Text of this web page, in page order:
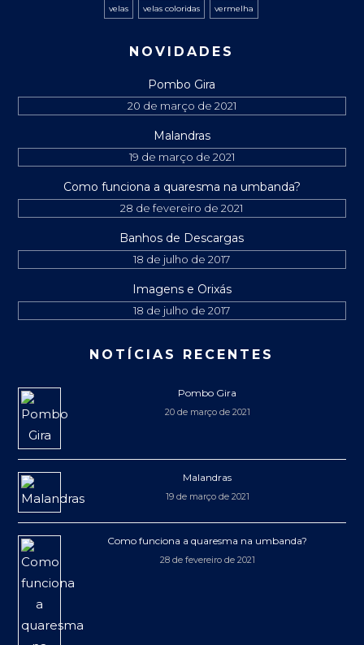
velas velas coloridas vermelha
NOVIDADES
Pombo Gira
20 de março de 2021
Malandras
19 de março de 2021
Como funciona a quaresma na umbanda?
28 de fevereiro de 2021
Banhos de Descargas
18 de julho de 2017
Imagens e Orixás
18 de julho de 2017
NOTÍCIAS RECENTES
Pombo Gira
20 de março de 2021
Malandras
19 de março de 2021
Como funciona a quaresma na umbanda?
28 de fevereiro de 2021